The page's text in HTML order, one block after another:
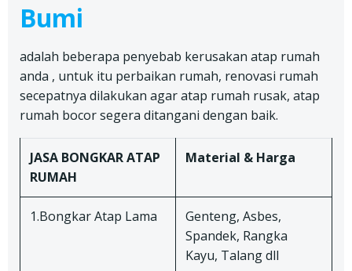
Bumi
adalah beberapa penyebab kerusakan atap rumah
anda , untuk itu perbaikan rumah, renovasi rumah
secepatnya dilakukan agar atap rumah rusak, atap
rumah bocor segera ditangani dengan baik.
JASA BONGKAR ATAP
RUMAH
Material & Harga
1.Bongkar Atap Lama
Genteng, Asbes,
Spandek, Rangka
Kayu, Talang dll